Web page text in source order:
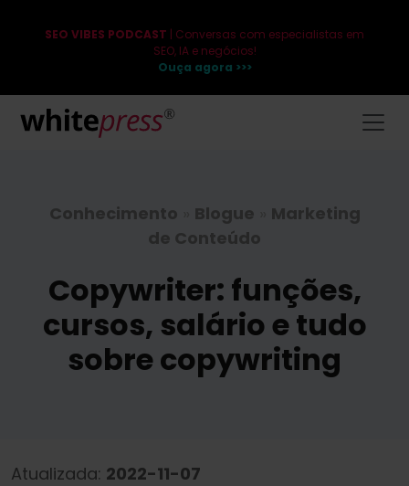
SEO VIBES PODCAST | Conversas com especialistas em
SEO, IA e negócios!
Ouça agora >>>
Conhecimento Blogue
Marketing
de Conteúdo
Copywriter: funções,
cursos, salário e tudo
sobre copywriting
Atualizada: 2022-11-07